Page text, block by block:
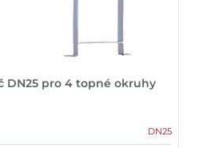
DN25 pro 4 topné okruhy
DN25